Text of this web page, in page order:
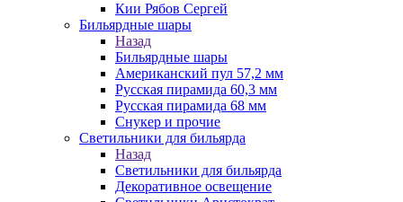
Кии Рябов Сергей
Бильярдные шары
Назад
Бильярдные шары
Американский пул 57,2 мм
Русская пирамида 60,3 мм
Русская пирамида 68 мм
Снукер и прочие
Светильники для бильярда
Назад
Светильники для бильярда
Декоративное освещение